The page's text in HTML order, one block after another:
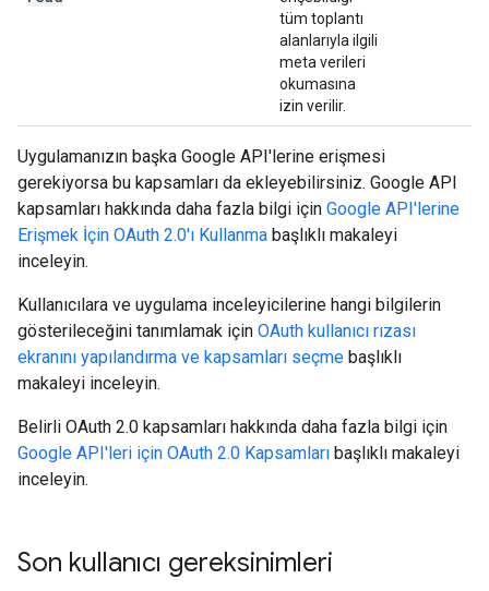
tüm toplantı
alanlarıyla ilgili
meta verileri
okumasına
izin verilir.
Uygulamanızın başka Google API'lerine erişmesi
gerekiyorsa bu kapsamları da ekleyebilirsiniz. Google API
kapsamları hakkında daha fazla bilgi için Google API'lerine
Erişmek İçin OAuth 2.0'ı Kullanma başlıklı makaleyi
inceleyin.
Kullanıcılara ve uygulama inceleyicilerine hangi bilgilerin
gösterileceğini tanımlamak için OAuth kullanıcı rızası
ekranını yapılandırma ve kapsamları seçme başlıklı
makaleyi inceleyin.
Belirli OAuth 2.0 kapsamları hakkında daha fazla bilgi için
Google API'leri için OAuth 2.0 Kapsamları başlıklı makaleyi
inceleyin.
Son kullanıcı gereksinimleri